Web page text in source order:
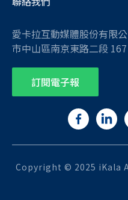
愛卡拉互動媒體股份有限
市中山區南京東路二段
訂閱電子報
Copyright © 2025 iKala